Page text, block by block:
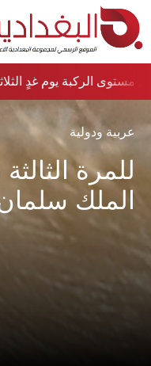
مستوى الركبة يوم غدٍ
عربية ودولية
للمرة
الملك